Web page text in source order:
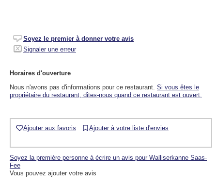
Soyez le premier à donner votre avis
Signaler une erreur
Horaires d'ouverture
Nous n'avons pas d'informations pour ce restaurant. Si vous êtes le
propriétaire du restaurant, dites-nous quand ce restaurant est ouvert.
Ajouter aux favoris Ajouter à votre liste d'envies
Soyez la première personne à écrire un avis pour Walliserkanne Saas-
Fee
Vous pouvez ajouter votre avis